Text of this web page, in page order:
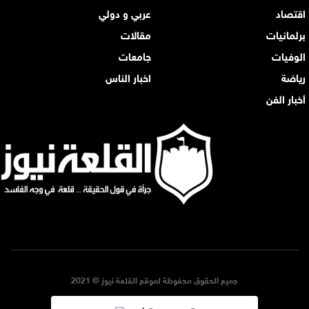
اقتصاد
عربي و دولي
برلمانيات
مقالات
الوفيات
جامعات
رياضة
اخبار الناس
أخبار الفن
جميع الحقوق محفوظة لموقع القلعة نيوز © 2021